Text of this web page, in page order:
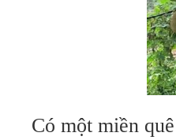
Có một miền